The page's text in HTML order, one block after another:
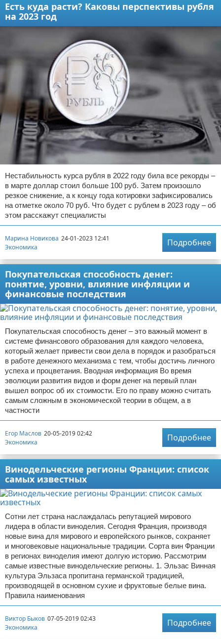
Есть куда расти? Каковы перспективы рубля
на 2023 год
Нестабильность курса рубля в 2022 году била все рекорды –
в марте доллар стоил больше 100 руб. Затем произошло
резкое снижение, а к концу года котировки зафиксировались
на отметке около 70 руб. Что будет с рублем в 2023 году – об
этом расскажут специалисты
Марина Новикова 24-01-2023 12:41
Экономика
Подробнее
Покупательская способность денег:
понятие, уровни, влияние инфляции и
финансовые последствия
Покупательская способность денег – это важный момент в
системе финансового образования для каждого человека,
который желает привести свои дела в порядок и разобраться
в работе денежного механизма с тем, чтобы достичь личного
успеха и процветания. Вводная информация Во время
эволюции развития видов и форм денег на первый план
вышел вопрос об их стоимости. Его по праву можно считать
самым сложным в экономической теории в общем, а в
частности
Егор Маслов 20-05-2019 02:42
Экономика
Подробнее
Винодельческие регионы Франции: список
самых известных
Сотни лет страна наслаждалась репутацией мирового
лидера в области виноделия. Сегодня Франция, производя
новые вина для мирового и европейского рынков, сохраняет
и многовековые национальные традиции. Сорта вин Франции
в регионах виноделия имеют долгую историю. Рассмотрим
самые известные винодельческие регионы. 1. Эльзас Винная
культура Эльзаса пропитана германской традицией,
производящей в основном сухие и фруктовые белые вина.
Правила наименования
Виктор Быков 07-05-2019 02:43
Экономика
Подробнее